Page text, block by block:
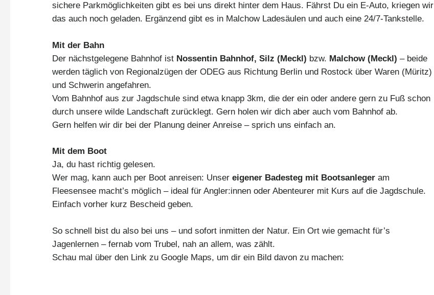
sichere Parkmöglichkeiten gibt es bei uns direkt hinter dem Haus. Fährst Du ein E-Auto, kriegen wir
das auch noch geladen. Ergänzend gibt es in Malchow Ladesäulen und auch eine 24/7-Tankstelle.
Mit der Bahn
Der nächstgelegene Bahnhof ist Nossentin Bahnhof, Silz (Meckl) bzw. Malchow (Meckl) – beide
werden täglich von Regionalzügen der ODEG aus Richtung Berlin und Rostock über Waren (Müritz)
und Schwerin angefahren.
Vom Bahnhof aus zur Jagdschule sind etwa knapp 3km, die der ein oder andere gern zu Fuß schon
durch unsere wilde Landschaft zurücklegt. Gern holen wir dich aber auch vom Bahnhof ab.
Gern helfen wir dir bei der Planung deiner Anreise – sprich uns einfach an.
Mit dem Boot
Ja, du hast richtig gelesen.
Wer mag, kann auch per Boot anreisen: Unser eigener Badesteg mit Bootsanleger am
Fleesensee macht’s möglich – ideal für Angler:innen oder Abenteurer mit Kurs auf die Jagdschule.
Einfach vorher kurz Bescheid geben.
So schnell bist du also bei uns – und sofort inmitten der Natur. Ein Ort wie gemacht für’s
Jagenlernen – fernab vom Trubel, nah an allem, was zählt.
Schau mal über den Link zu Google Maps, um dir ein Bild davon zu machen: